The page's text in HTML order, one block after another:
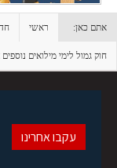
אתם כאן: ראשי
חוק גמול לימי מילואים
עקבו אחרינו